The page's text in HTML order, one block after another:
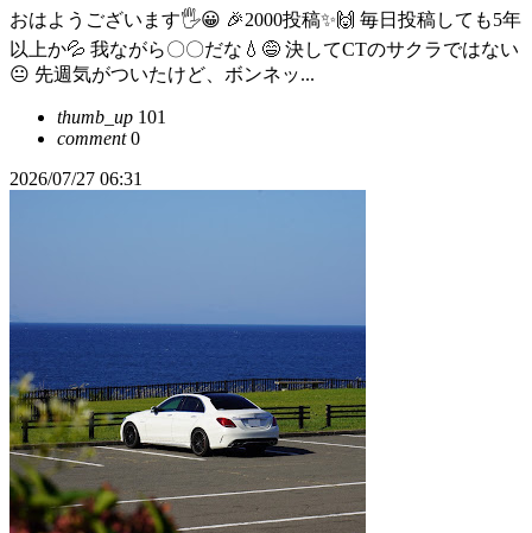
おはようございます🖐😀 🎉2000投稿✨🙌 毎日投稿しても5年
以上か💦 我ながら〇〇だな💧😅 決してCTのサクラではない
😐️ 先週気がついたけど、ボンネッ...
thumb_up 101
comment0
2026/07/27 06:31